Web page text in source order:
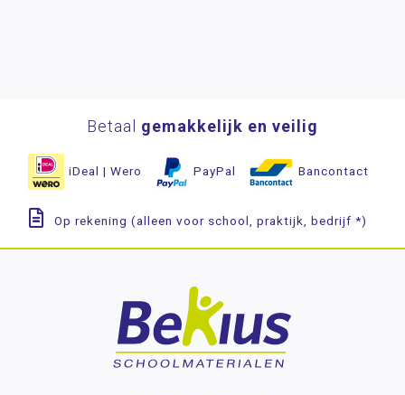
Betaal gemakkelijk en veilig
iDeal | Wero PayPal Bancontact
Op rekening (alleen voor school, praktijk, bedrijf *)